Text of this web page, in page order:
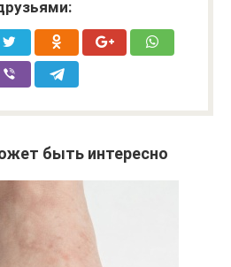
быть интересно